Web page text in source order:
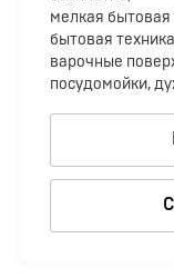
мелкая бытовая
бытовая
варочные
посудомойки,